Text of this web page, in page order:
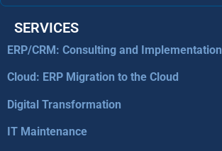
SERVICES
ERP/CRM: Consulting and Implementation
Cloud: ERP Migration to the Cloud
Digital Transformation
IT Maintenance